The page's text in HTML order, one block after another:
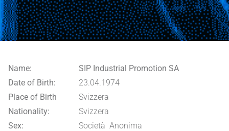
Name:
SIP Industrial Promotion SA
Date of Birth:
23.04.1974
Place of Birth
Svizzera
Nationality:
Svizzera
Sex:
Società Anonima